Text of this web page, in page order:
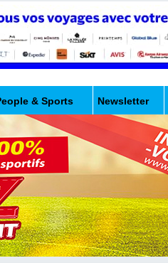
& Sports Newsletter